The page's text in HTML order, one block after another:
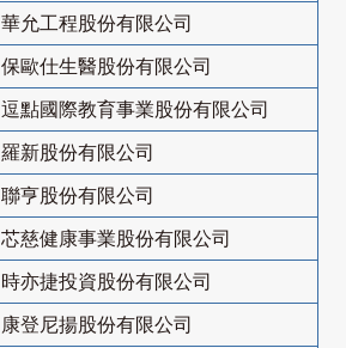
華允工程股份有限公司
保歐仕生醫股份有限公司
逗點國際教育事業股份有限公司
羅新股份有限公司
聯亨股份有限公司
芯慈健康事業股份有限公司
時亦捷投資股份有限公司
康登尼揚股份有限公司